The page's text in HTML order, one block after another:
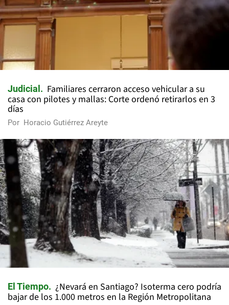
Judicial
Familiares cerraron acceso vehicular a su
casa con pilotes y mallas: Corte ordenó retirarlos en 3
días
Por Horacio Gutiérrez Areyte
El Tiempo
¿Nevará en Santiago? Isoterma cero podría
bajar de los 1.000 metros en la Región Metropolitana